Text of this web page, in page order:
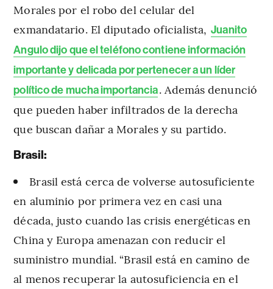
Morales por el robo del celular del
exmandatario. El diputado oficialista, Juanito
Angulo dijo que el teléfono contiene información
importante y delicada por pertenecer a un líder
político de mucha importancia. Además denunció
que pueden haber infiltrados de la derecha
que buscan dañar a Morales y su partido.
Brasil:
Brasil está cerca de volverse autosuficiente
en aluminio por primera vez en casi una
década, justo cuando las crisis energéticas en
China y Europa amenazan con reducir el
suministro mundial. “Brasil está en camino de
al menos recuperar la autosuficiencia en el